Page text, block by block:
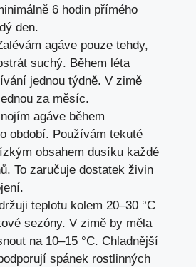
6 hodin přímého
den.
agáve pouze tehdy,
suchý. Během léta
jednou týdně. V zimě
za měsíc.
agáve během
období. Používám tekuté
obsahem dusíku každé
To zaručuje dostatek živin
teplotu kolem 20–30 °C
sezóny. V zimě by měla
na 10–15 °C. Chladnější
spánek rostlinných